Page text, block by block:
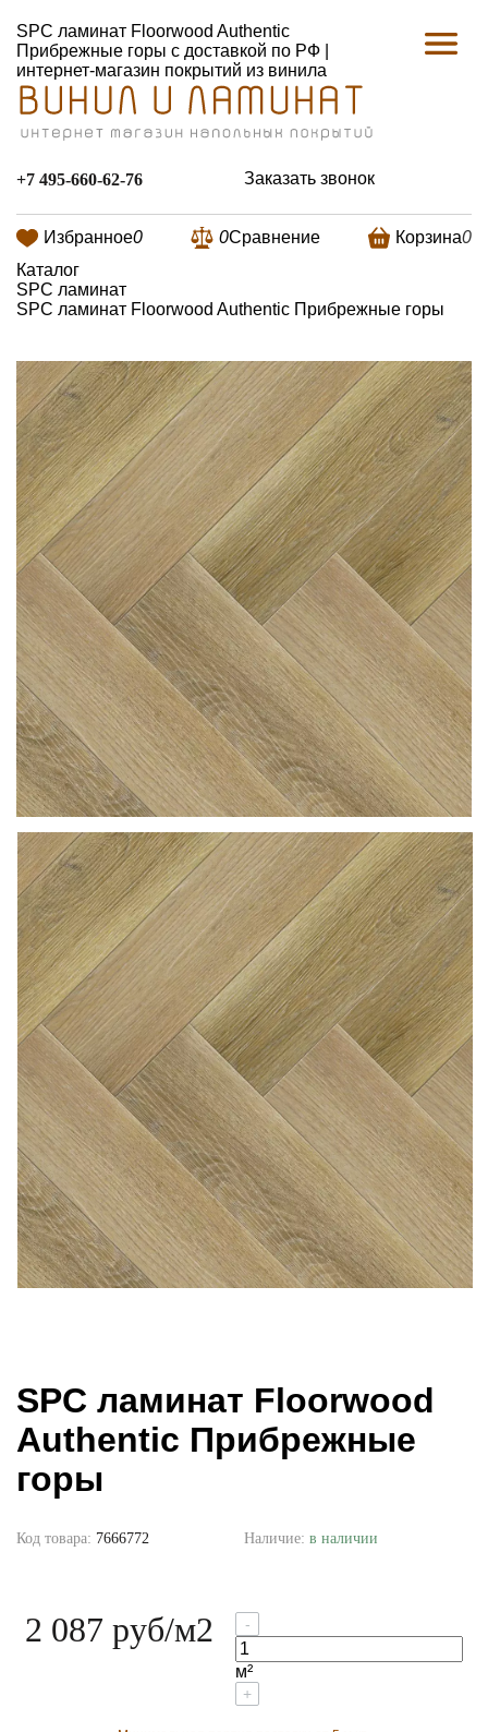
SPC ламинат Floorwood Authentic
Прибрежные горы с доставкой по РФ |
интернет-магазин покрытий из винила
+7 495-660-62-76 Заказать звонок
Избранное0 0Сравнение Корзина0
Каталог
SPC ламинат
SPC ламинат Floorwood Authentic Прибрежные горы
SPC ламинат Floorwood
Authentic Прибрежные
горы
Код товара: 7666772 Наличие: в наличии
2 087 руб/м2 -
м²
+